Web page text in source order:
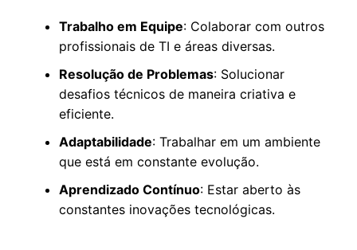
Trabalho em Equipe: Colaborar com outros
profissionais de TI e áreas diversas.
Resolução de Problemas: Solucionar
desafios técnicos de maneira criativa e
eficiente.
Adaptabilidade: Trabalhar em um ambiente
que está em constante evolução.
Aprendizado Contínuo: Estar aberto às
constantes inovações tecnológicas.